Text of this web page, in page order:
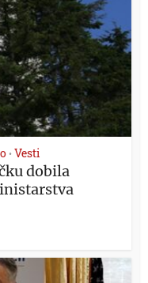
• Vesti
dobila